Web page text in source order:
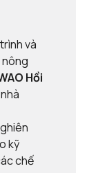
và
Hồi
kỹ
chế